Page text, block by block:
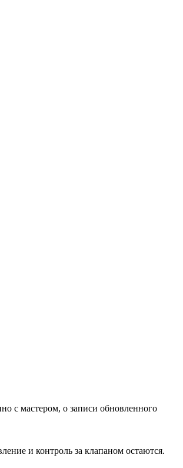
с мастером, о записи обновленного
и контроль за клапаном остаются.